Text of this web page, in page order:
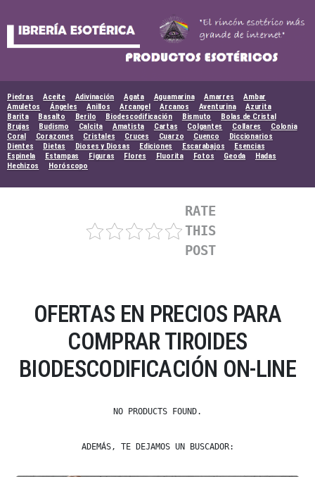
Piedras Aceite Adivinación Agata Aguamarina Amarres
Ambar
Amuletos
Ángeles Anillos Arcangel Arcanos Aventurina
Azurita
Barita
Basalto Berilo Biodescodificación Bismuto
Bolas de Cristal
Brujas
Budismo Calcita Amatista Cartas Colgantes Collares
Colonia
Coral
Corazones Cristales Cruces Cuarzo Cuenco
Diccionarios
Dientes
Dietas Dioses y Diosas Ediciones Escarabajos
Esencias
Espinela
Estampas Figuras Flores Fluorita Fotos Geoda
Hadas
Hechizos
Horóscopo
RATE
THIS
POST
OFERTAS EN PRECIOS PARA
COMPRAR TIROIDES
BIODESCODIFICACIÓN ON-LINE
NO PRODUCTS FOUND.
ADEMÁS, TE DEJAMOS UN BUSCADOR: